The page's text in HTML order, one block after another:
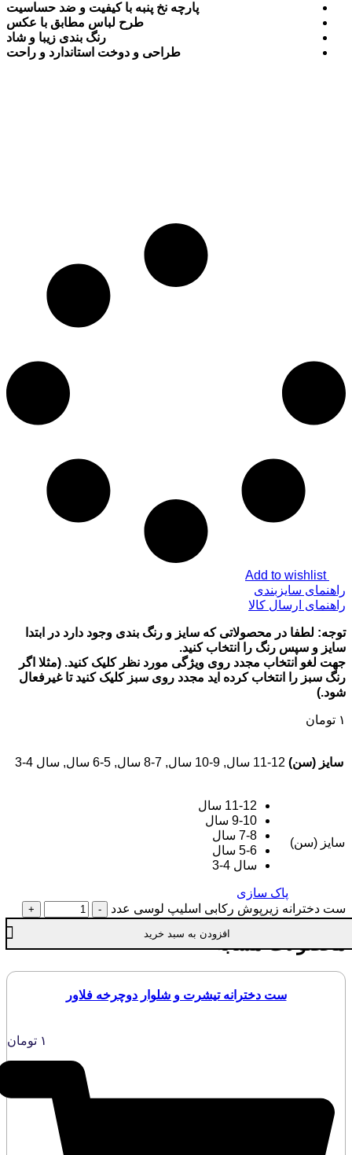
پارچه نخ پنبه با کیفیت و ضد حساسیت
طرح لباس مطابق با عکس
رنگ بندی زیبا و شاد
طراحی و دوخت استاندارد و راحت
Add to wishlist
راهنمای سایزبندی
راهنمای ارسال کالا
توجه: لطفا در محصولاتی که سایز و رنگ بندی وجود دارد در ابتدا
سایز و سپس رنگ را انتخاب کنید.
جهت لغو انتخاب مجدد روی ویژگی مورد نظر کلیک کنید. (مثلا اگر
رنگ سبز را انتخاب کرده اید مجدد روی سبز کلیک کنید تا غیرفعال
شود.)
تومان
سایز (سن) 11-12 سال, 9-10 سال, 7-8 سال, 5-6 سال, سال 4-3
سایز (سن)
11-12 سال
9-10 سال
7-8 سال
5-6 سال
سال 4-3
پاک سازی
ست دخترانه زیرپوش رکابی اسلیپ لوسی عدد
افزودن به سبد خریدمحصولات مشابه
ست دخترانه تیشرت و شلوار دوچرخه فلاور
تومان